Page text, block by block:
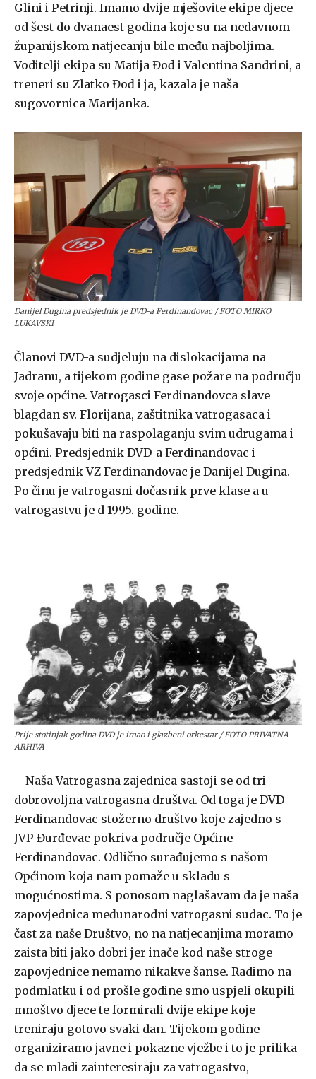
Glini i Petrinji. Imamo dvije mješovite ekipe djece
od šest do dvanaest godina koje su na nedavnom
županijskom natjecanju bile među najboljima.
Voditelji ekipa su Matija Đođ i Valentina Sandrini, a
treneri su Zlatko Đođ i ja, kazala je naša
sugovornica Marijanka.
Danijel Dugina predsjednik je DVD-a Ferdinandovac / FOTO MIRKO
LUKAVSKI
Članovi DVD-a sudjeluju na dislokacijama na
Jadranu, a tijekom godine gase požare na području
svoje općine. Vatrogasci Ferdinandovca slave
blagdan sv. Florijana, zaštitnika vatrogasaca i
pokušavaju biti na raspolaganju svim udrugama i
općini. Predsjednik DVD-a Ferdinandovac i
predsjednik VZ Ferdinandovac je Danijel Dugina.
Po činu je vatrogasni dočasnik prve klase a u
vatrogastvu je d 1995. godine.
Prije stotinjak godina DVD je imao i glazbeni orkestar / FOTO PRIVATNA
ARHIVA
– Naša Vatrogasna zajednica sastoji se od tri
dobrovoljna vatrogasna društva. Od toga je DVD
Ferdinandovac stožerno društvo koje zajedno s
JVP Đurđevac pokriva područje Općine
Ferdinandovac. Odlično surađujemo s našom
Općinom koja nam pomaže u skladu s
mogućnostima. S ponosom naglašavam da je naša
zapovjednica međunarodni vatrogasni sudac. To je
čast za naše Društvo, no na natjecanjima moramo
zaista biti jako dobri jer inače kod naše stroge
zapovjednice nemamo nikakve šanse. Radimo na
podmlatku i od prošle godine smo uspjeli okupili
mnoštvo djece te formirali dvije ekipe koje
treniraju gotovo svaki dan. Tijekom godine
organiziramo javne i pokazne vježbe i to je prilika
da se mladi zainteresiraju za vatrogastvo,